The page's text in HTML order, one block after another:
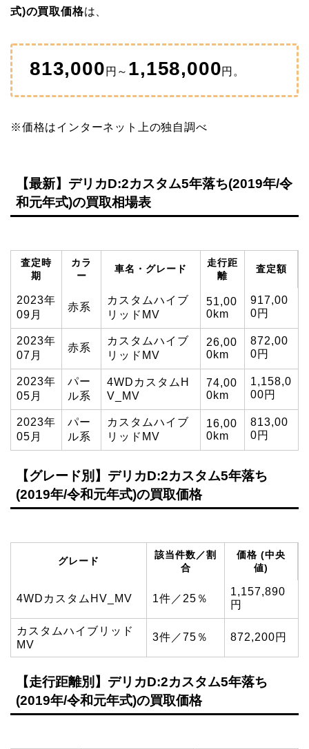
式)の買取価格は、
813,000 円～ 1,158,000円。
※価格はインターネット上の独自調べ
【最新】デリカD:2カスタム5年落ち(2019年/令
和元年式)の買取相場表
査定時
期
カラ
ー
車名・グレード
走行距
離
査定額
2023年
09月
赤系
カスタムハイブ
リッドMV
51,00
0km
917,00
0円
2023年
07月
赤系
カスタムハイブ
リッドMV
26,00
0km
872,00
0円
2023年
05月
パー
ル系
4WDカスタムH
V_MV
74,00
0km
1,158,0
00円
2023年
05月
パー
ル系
カスタムハイブ
リッドMV
16,00
0km
813,00
0円
【グレード別】デリカD:2カスタム5年落ち
(2019年/令和元年式)の買取価格
グレード
該当件数／割
合
価格 (中央
値)
4WDカスタムHV_MV 1件／25％
1,157,890
円
カスタムハイブリッド
MV
3件／75％ 872,200円
【走行距離別】デリカD:2カスタム5年落ち
(2019年/令和元年式)の買取価格